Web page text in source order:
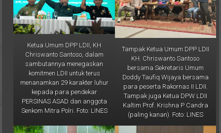
Ketua Umum DPP LDII, KH
Chriswanto Santoso, dalam
sambutannya menegaskan
komitmen LDII untuk terus
menanamkan 29 karakter luhur
kepada para pendekar
PERSINAS ASAD dan anggota
Senkom Mitra Polri. Foto: LINES
Tampak Ketua Umum DPP LDII
KH. Chriswanto Santoso
bersama Sekretaris Umum
Doddy Taufiq Wijaya bersama
para peserta Rakornas II LDII.
Tampak juga Ketua DPW LDII
Kaltim Prof. Krishna P Candra
(paling kanan). Foto: LINES